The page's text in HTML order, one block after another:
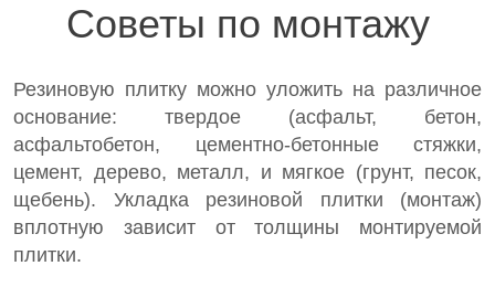
Советы по монтажу
Резиновую плитку можно уложить на различное
основание: твердое (асфальт, бетон,
асфальтобетон, цементно-бетонные стяжки,
цемент, дерево, металл, и мягкое (грунт, песок,
щебень). Укладка резиновой плитки (монтаж)
вплотную зависит от толщины монтируемой
плитки.